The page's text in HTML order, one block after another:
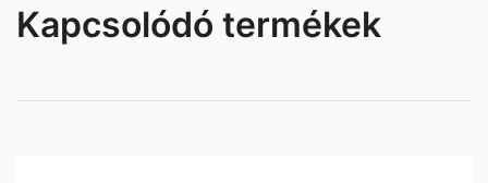
Kapcsolódó termékek